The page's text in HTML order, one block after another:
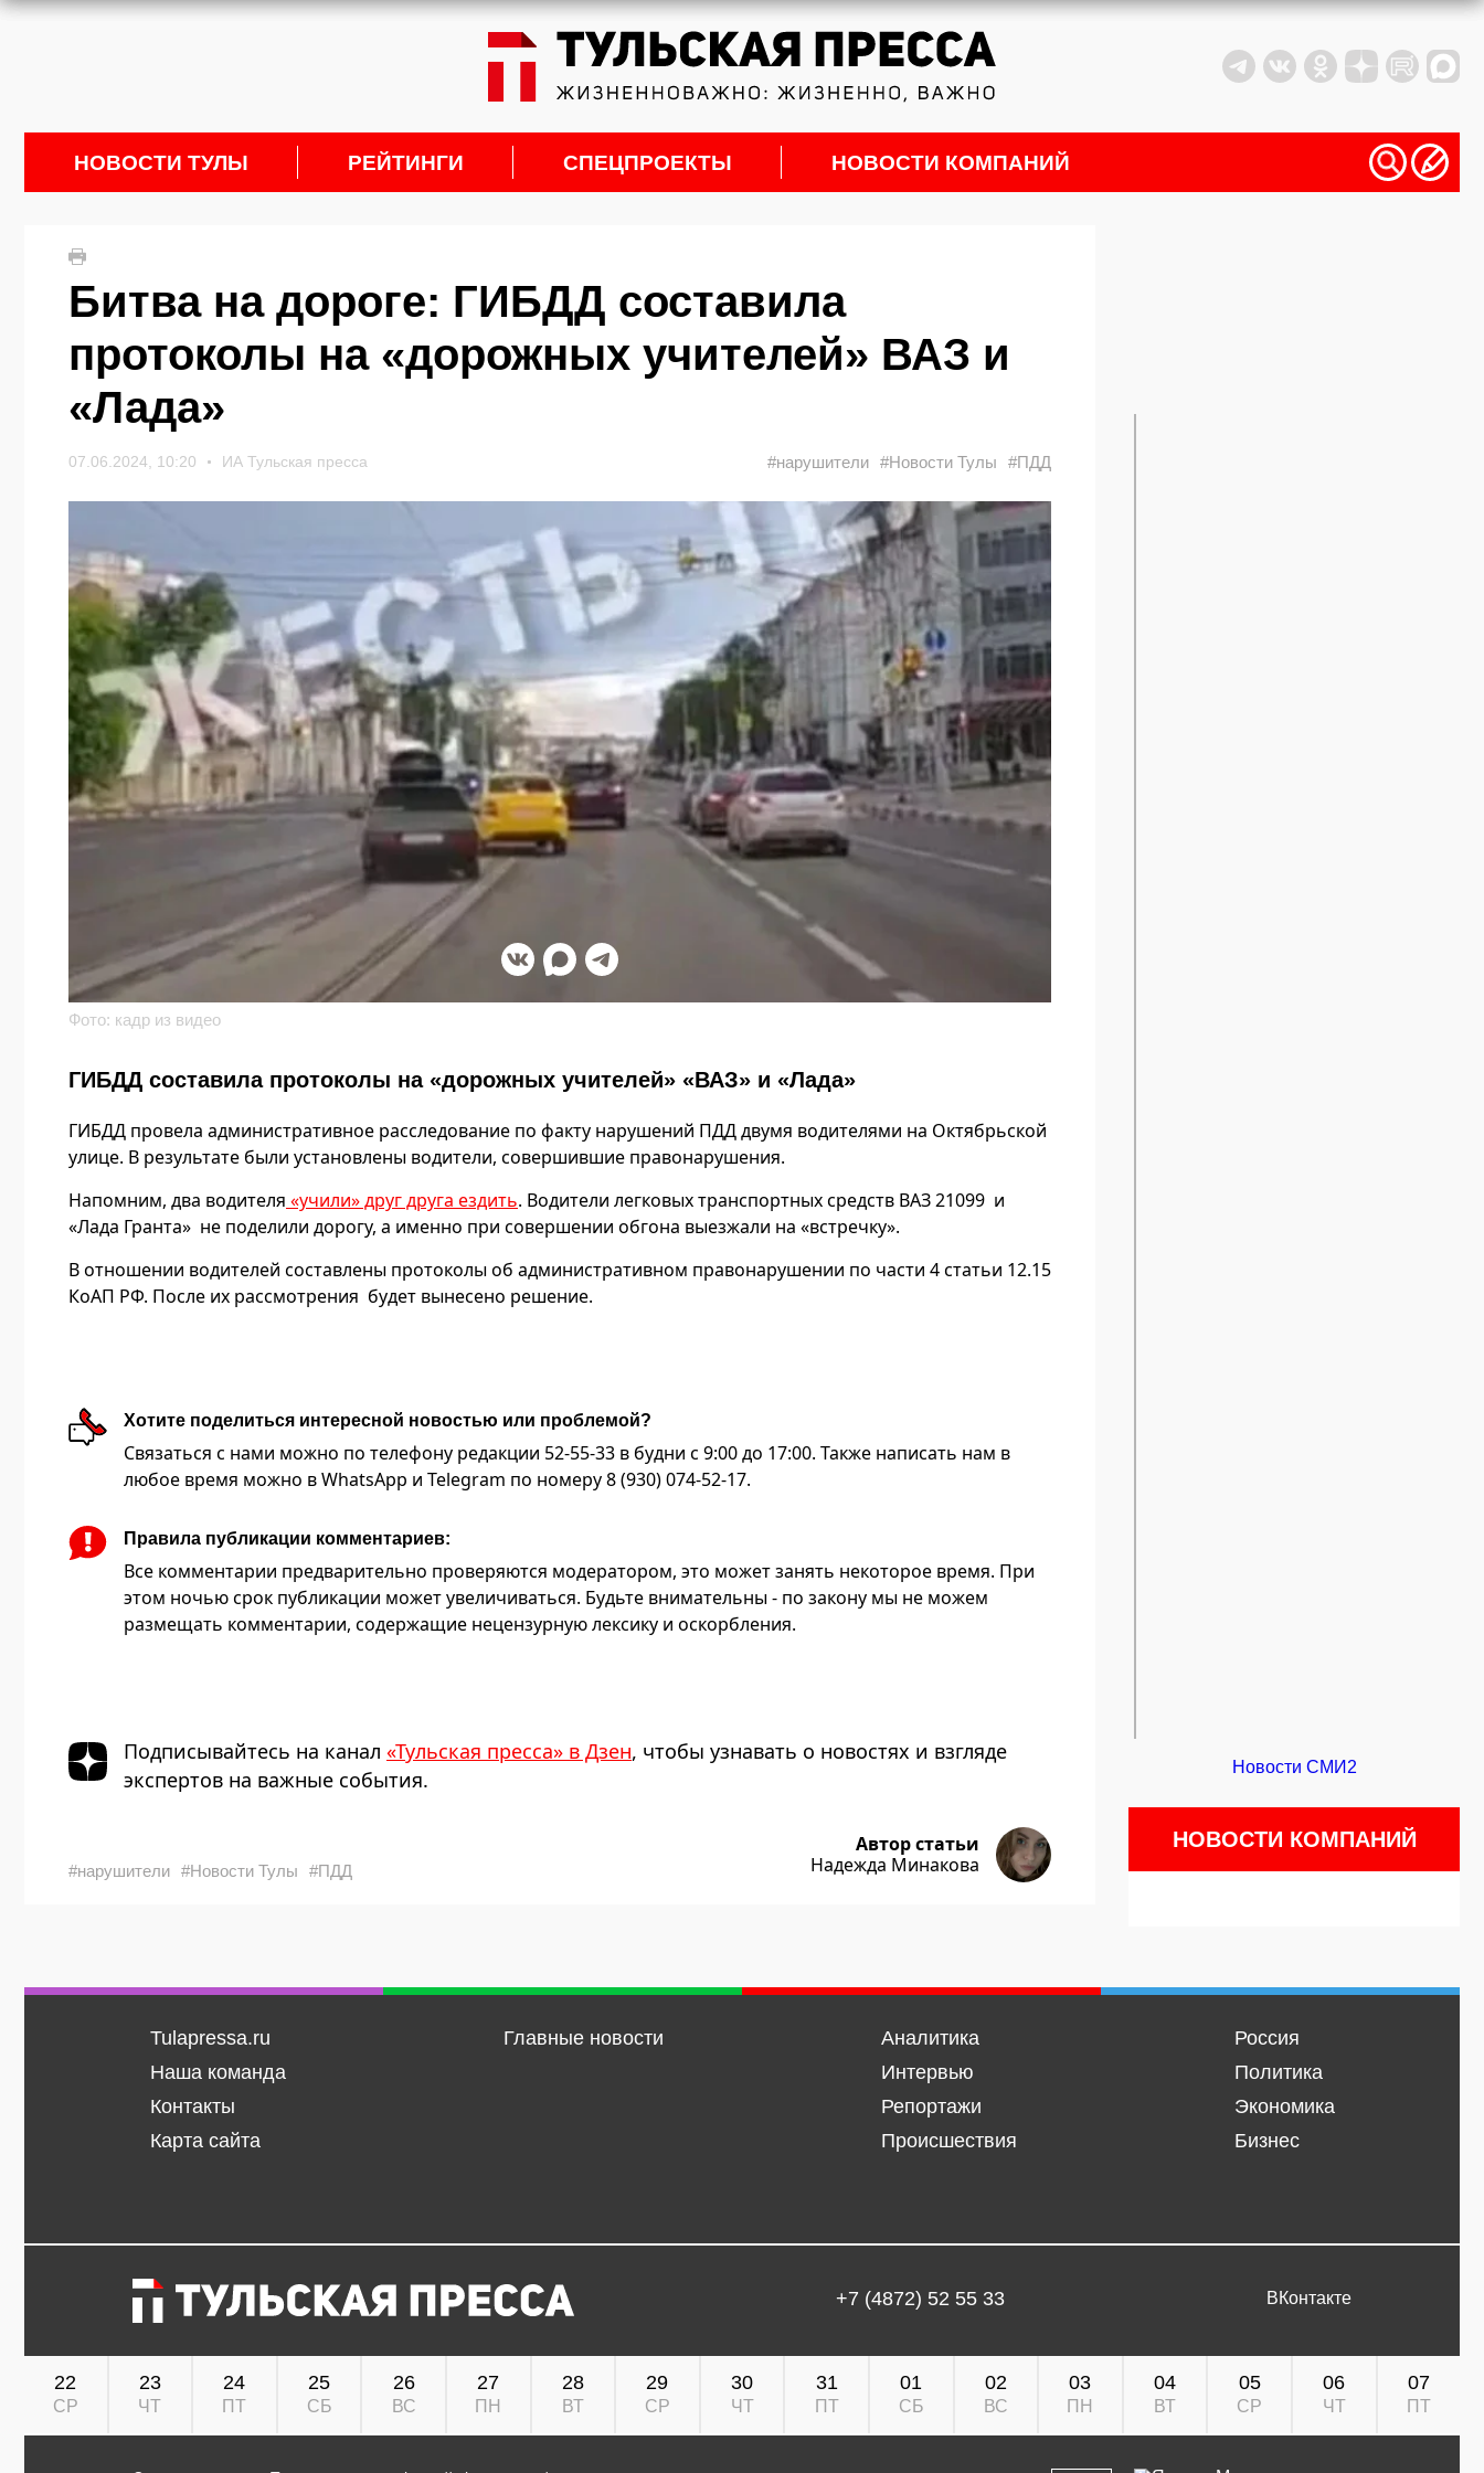
НОВОСТИ ТУЛЫ РЕЙТИНГИ СПЕЦПРОЕКТЫ НОВОСТИ КОМПАНИЙ
Битва на дороге: ГИБДД составила
протоколы на «дорожных учителей» ВАЗ и
«Лада»
07.06.2024, 10:20 ИА Тульская пресса #нарушители #Новости Тулы #ПДД
Фото: кадр из видео
ГИБДД составила протоколы на «дорожных учителей» «ВАЗ» и «Лада»
ГИБДД провела административное расследование по факту нарушений ПДД двумя водителями на Октябрьской
улице. В результате были установлены водители, совершившие правонарушения.
Напомним, два водителя «учили» друг друга ездить. Водители легковых транспортных средств ВАЗ 21099 и
«Лада Гранта» не поделили дорогу, а именно при совершении обгона выезжали на «встречку».
В отношении водителей составлены протоколы об административном правонарушении по части 4 статьи 12.15
КоАП РФ. После их рассмотрения будет вынесено решение.
Хотите поделиться интересной новостью или проблемой?
Связаться с нами можно по телефону редакции 52-55-33 в будни с 9:00 до 17:00. Также написать нам в
любое время можно в WhatsApp и Telegram по номеру 8 (930) 074-52-17.
Правила публикации комментариев:
Все комментарии предварительно проверяются модератором, это может занять некоторое время. При
этом ночью срок публикации может увеличиваться. Будьте внимательны - по закону мы не можем
размещать комментарии, содержащие нецензурную лексику и оскорбления.
Подписывайтесь на канал «Тульская пресса» в Дзен, чтобы узнавать о новостях и взгляде
экспертов на важные события.
#нарушители #Новости Тулы #ПДД
Автор статьи
Надежда Минакова
Новости СМИ2
НОВОСТИ КОМПАНИЙ
Tulapressa.ru
Наша команда
Контакты
Карта сайта
Главные новости
Аналитика
Интервью
Репортажи
Происшествия
Россия
Политика
Экономика
Бизнес
+7 (4872) 52 55 33 ВКонтакте
22
СР
23
ЧТ
24
ПТ
25
СБ
26
ВС
27
ПН
28
ВТ
29
СР
30
ЧТ
31
ПТ
01
СБ
02
ВС
03
ПН
04
ВТ
05
СР
06
ЧТ
07
ПТ